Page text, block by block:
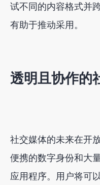
试不同的内容格式并
有助于推动采用。
透明且协作的
社交媒体的未来在开
便携的数字身份和大
应用程序。用户将可